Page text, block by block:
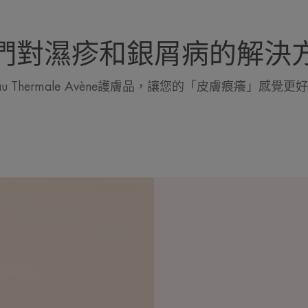
對濕疹和銀屑病的解決
Thermale Avène護膚品，讓您的「皮膚痕癢」感覺更好